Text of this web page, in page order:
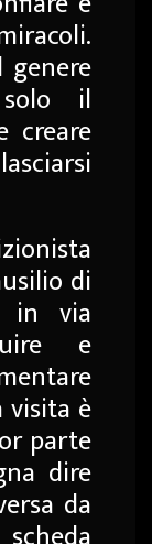
genere
il
creare
di
in via
e
visita è
parte
dire
da